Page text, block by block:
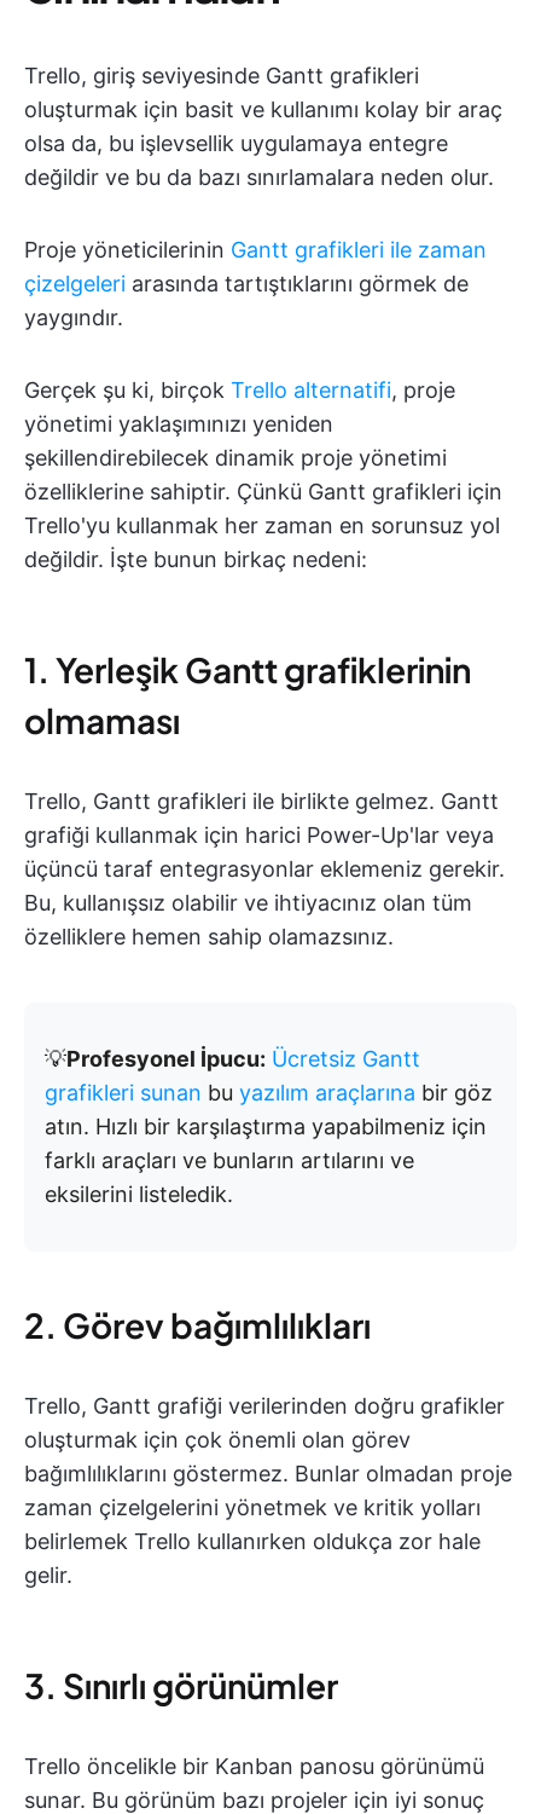
Trello, giriş seviyesinde Gantt grafikleri
oluşturmak için basit ve kullanımı kolay bir araç
olsa da, bu işlevsellik uygulamaya entegre
değildir ve bu da bazı sınırlamalara neden olur.
Proje yöneticilerinin Gantt grafikleri ile zaman
çizelgeleri arasında tartıştıklarını görmek de
yaygındır.
Gerçek şu ki, birçok Trello alternatifi, proje
yönetimi yaklaşımınızı yeniden
şekillendirebilecek dinamik proje yönetimi
özelliklerine sahiptir. Çünkü Gantt grafikleri için
Trello'yu kullanmak her zaman en sorunsuz yol
değildir. İşte bunun birkaç nedeni:
1. Yerleşik Gantt grafiklerinin
olmaması
Trello, Gantt grafikleri ile birlikte gelmez. Gantt
grafiği kullanmak için harici Power-Up'lar veya
üçüncü taraf entegrasyonlar eklemeniz gerekir.
Bu, kullanışsız olabilir ve ihtiyacınız olan tüm
özelliklere hemen sahip olamazsınız.
💡Profesyonel İpucu: Ücretsiz Gantt
grafikleri sunan bu yazılım araçlarına bir göz
atın. Hızlı bir karşılaştırma yapabilmeniz için
farklı araçları ve bunların artılarını ve
eksilerini listeledik.
2. Görev bağımlılıkları
Trello, Gantt grafiği verilerinden doğru grafikler
oluşturmak için çok önemli olan görev
bağımlılıklarını göstermez. Bunlar olmadan proje
zaman çizelgelerini yönetmek ve kritik yolları
belirlemek Trello kullanırken oldukça zor hale
gelir.
3. Sınırlı görünümler
Trello öncelikle bir Kanban panosu görünümü
sunar. Bu görünüm bazı projeler için iyi sonuç